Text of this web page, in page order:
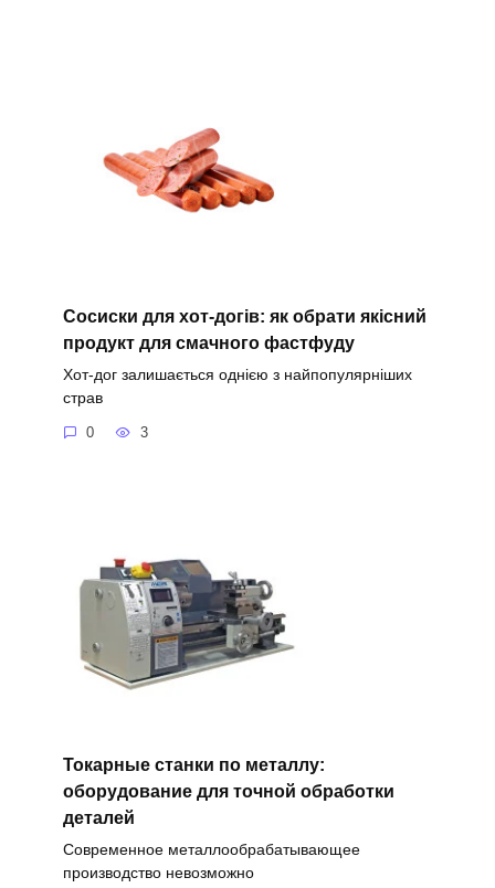
Сосиски для хот-догів: як обрати якісний
продукт для смачного фастфуду
Хот-дог залишається однією з найпопулярніших
страв
0 3
Токарные станки по металлу:
оборудование для точной обработки
деталей
Современное металлообрабатывающее
производство невозможно